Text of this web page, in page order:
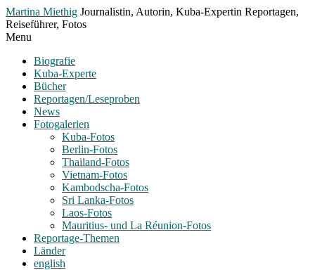
Toggle
Menu
Martina Miethig Journalistin, Autorin, Kuba-Expertin Reportagen,
Reiseführer, Fotos
Menu
Biografie
Kuba-Experte
Bücher
Reportagen/Leseproben
News
Fotogalerien
Kuba-Fotos
Berlin-Fotos
Thailand-Fotos
Vietnam-Fotos
Kambodscha-Fotos
Sri Lanka-Fotos
Laos-Fotos
Mauritius- und La Réunion-Fotos
Reportage-Themen
Länder
english